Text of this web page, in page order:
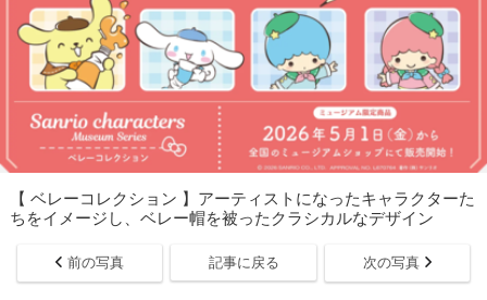
【 ベレーコレクション 】アーティストになったキャラクターた
ちをイメージし、ベレー帽を被ったクラシカルなデザイン
前の写真 記事に戻る 次の写真